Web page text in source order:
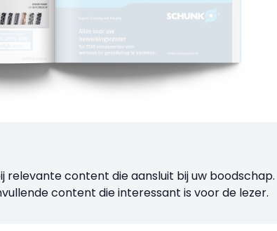
relevante content die aansluit bij uw boodschap.
content die interessant is voor de lezer.